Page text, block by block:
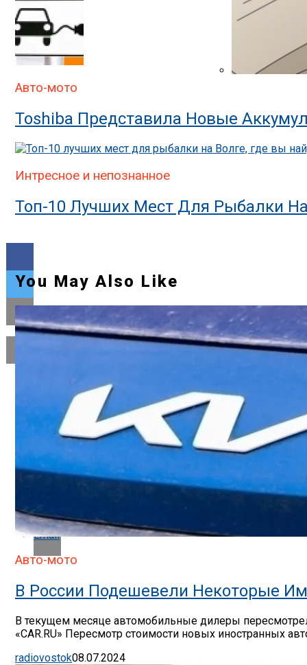
Авто-мото
Toshiba Представила Новые
Интресное и непознанное
Топ-10 Лучших Мест Для Рыбалки
Pinterest
Whatsapp
Email
You May Also Like
Авто-мото
В России Подешевели Некоторые
В текущем месяце автомобильные дилеры
«CAR.RU» Пересмотр стоимости новых иностранных
radiovostok08.07.2024